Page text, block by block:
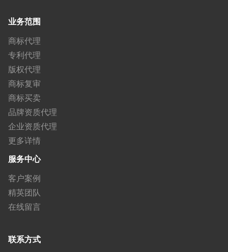
业务范围
商标代理
专利代理
版权代理
商标复审
商标买卖
品牌资质代理
企业资质代理
更多详情
服务中心
客户案例
精英团队
在线留言
联系方式